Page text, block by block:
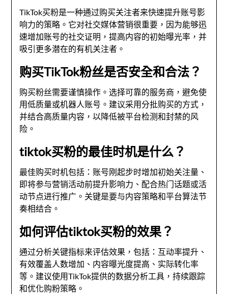
TikTok买粉是一种通过购买关注者来快速提升账号影
响力的策略。它对社交媒体营销很重要，因为能够迅
速增加账号的社交证明，提高内容的初始曝光率，并
吸引更多潜在的有机关注者。
购买TikTok粉丝是否安全和合法？
购买粉丝需要谨慎操作。选择可靠的服务商，避免使
用低质量或机器人账号。建议采用分批购买的方式，
并结合高质量内容，以降低被平台检测和封禁的风
险。
tiktok买粉的最佳时机是什么？
最佳购买时机包括：账号刚起步时增加初始关注量、
即将参与营销活动前提升影响力、配合热门话题或活
动节点进行推广。关键是要与内容策略和平台算法节
奏相结合。
如何评估tiktok买粉的效果？
通过分析关键指标来评估效果，包括：互动率提升、
有效覆盖人数增加、内容曝光度提高、实际转化率
等。建议使用TikTok提供的数据分析工具，持续跟踪
和优化购粉策略。